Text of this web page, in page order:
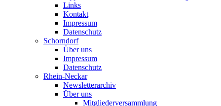
Links
Kontakt
Impressum
Datenschutz
Schorndorf
Über uns
Impressum
Datenschutz
Rhein-Neckar
Newsletterarchiv
Über uns
Mitgliederversammlung